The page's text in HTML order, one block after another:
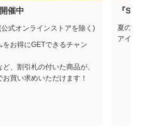
催中
式オンラインストアを除く)
お得にGETできるチャン
、割引札の付いた商品が、
買い求めいただけます！
『
夏のア
アイテ